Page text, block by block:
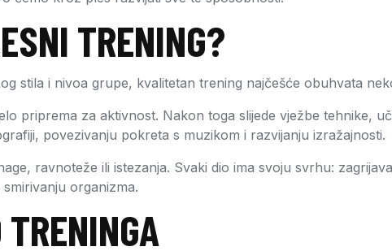
TRENING?
stila i nivoa grupe, kvalitetan trening najčešće obuhvata
priprema za aktivnost. Nakon toga slijede vježbe tehnike,
povezivanju pokreta s muzikom i razvijanju izražajnosti.
ravnoteže ili istezanja. Svaki dio ima svoju svrhu:
organizma.